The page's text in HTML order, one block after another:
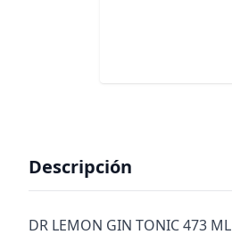
Descripción
DR LEMON GIN TONIC 473 ML